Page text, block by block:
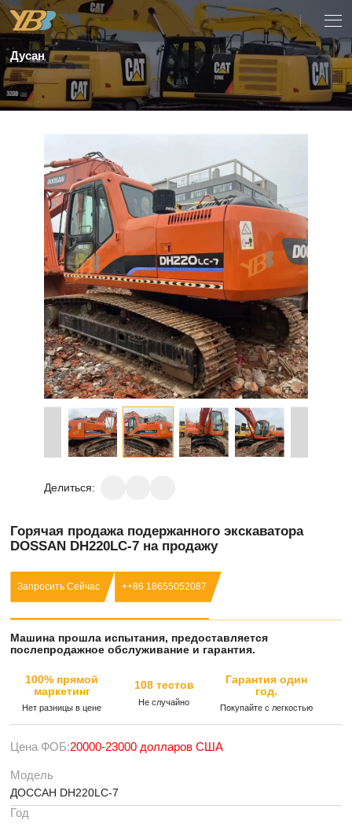
Дусан
Делиться:
Горячая продажа подержанного экскаватора
DOSSAN DH220LC-7 на продажу
Запросить Сейчас ++86 18655052087
Машина прошла испытания, предоставляется
послепродажное обслуживание и гарантия.
100% прямой
маркетинг
Нет разницы в цене
108 тестов
Не случайно
Гарантия один
год.
Покупайте с легкостью
Цена ФОБ:20000-23000 долларов США
Модель
ДОССАН DH220LC-7
Год